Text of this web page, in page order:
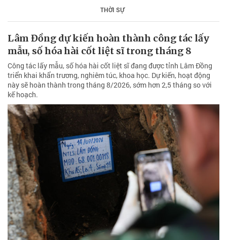
nghĩa trang thôn An Hiệp, xã Hiệp Thạnh.
THỜI SỰ
Lâm Đồng dự kiến hoàn thành công tác lấy
mẫu, số hóa hài cốt liệt sĩ trong tháng 8
Công tác lấy mẫu, số hóa hài cốt liệt sĩ đang được tỉnh Lâm Đồng
triển khai khẩn trương, nghiêm túc, khoa học. Dự kiến, hoạt động
này sẽ hoàn thành trong tháng 8/2026, sớm hơn 2,5 tháng so với
kế hoạch.